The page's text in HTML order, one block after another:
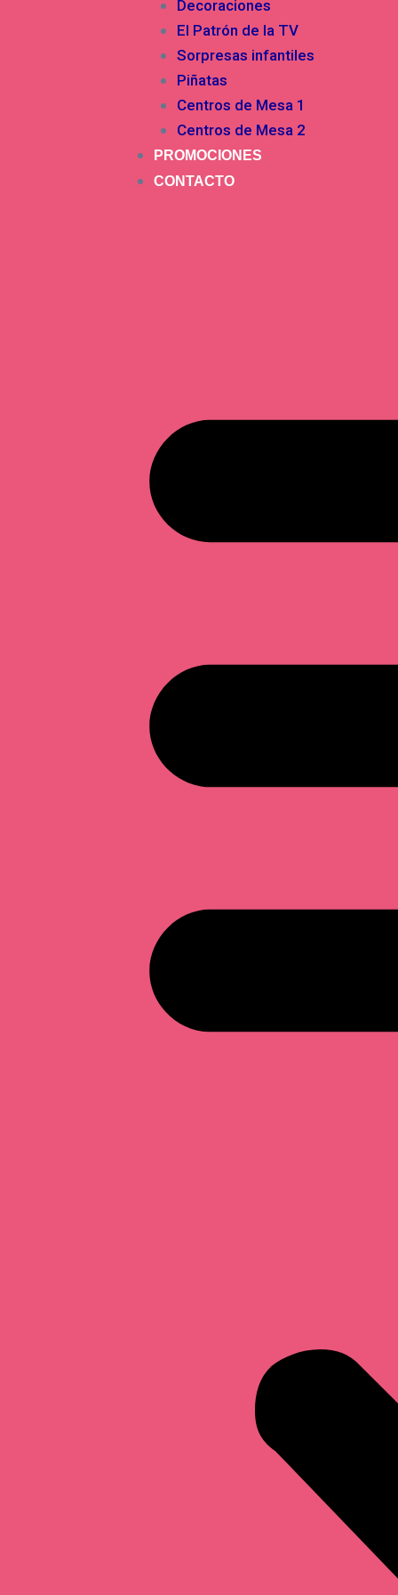
Decoraciones
El Patrón de la TV
Sorpresas infantiles
Piñatas
Centros de Mesa 1
Centros de Mesa 2
PROMOCIONES
CONTACTO